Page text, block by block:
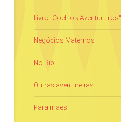
Livro "Coelhos Aventureiros"
Negócios Maternos
No Rio
Outras aventureiras
Para mães